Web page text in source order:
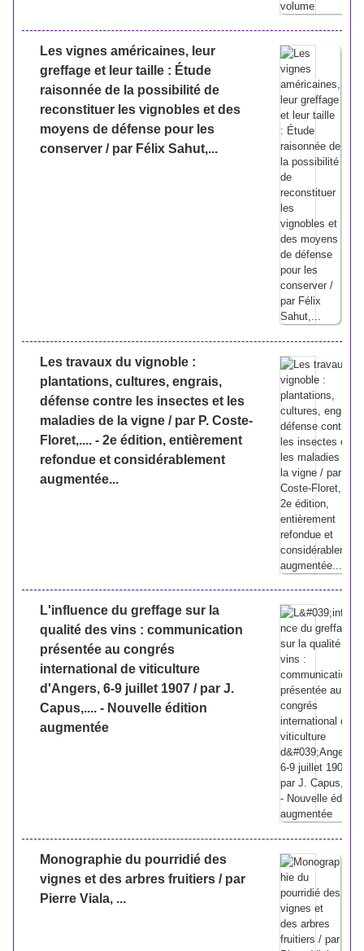
Les vignes américaines, leur
greffage et leur taille : Étude
raisonnée de la possibilité de
reconstituer les vignobles et des
moyens de défense pour les
conserver / par Félix Sahut,...
Les travaux du vignoble :
plantations, cultures, engrais,
défense contre les insectes et les
maladies de la vigne / par P. Coste-
Floret,.... - 2e édition, entièrement
refondue et considérablement
augmentée...
L'influence du greffage sur la
qualité des vins : communication
présentée au congrés
international de viticulture
d'Angers, 6-9 juillet 1907 / par J.
Capus,.... - Nouvelle édition
augmentée
Monographie du pourridié des
vignes et des arbres fruitiers / par
Pierre Viala, ...